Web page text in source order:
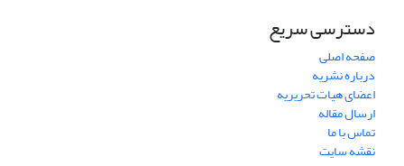
دسترسی سریع
صفحه اصلی
درباره نشریه
اعضای هیات تحریریه
ارسال مقاله
تماس با ما
نقشه سایت